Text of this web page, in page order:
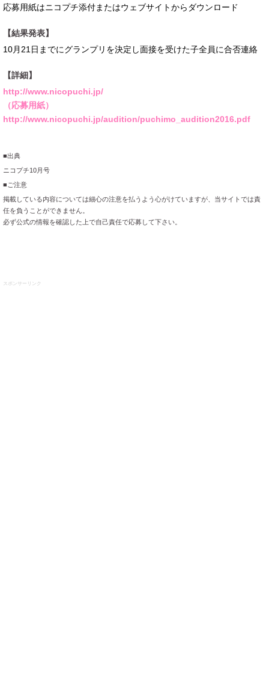
応募用紙はニコプチ添付またはウェブサイトからダウンロード
【結果発表】
10月21日までにグランプリを決定し面接を受けた子全員に合否連絡
【詳細】
http://www.nicopuchi.jp/
（応募用紙）
http://www.nicopuchi.jp/audition/puchimo_audition2016.pdf
■出典
ニコプチ10月号
■ご注意
掲載している内容については細心の注意を払うよう心がけていますが、当サイトでは責
任を負うことができません。
必ず公式の情報を確認した上で自己責任で応募して下さい。
スポンサーリンク